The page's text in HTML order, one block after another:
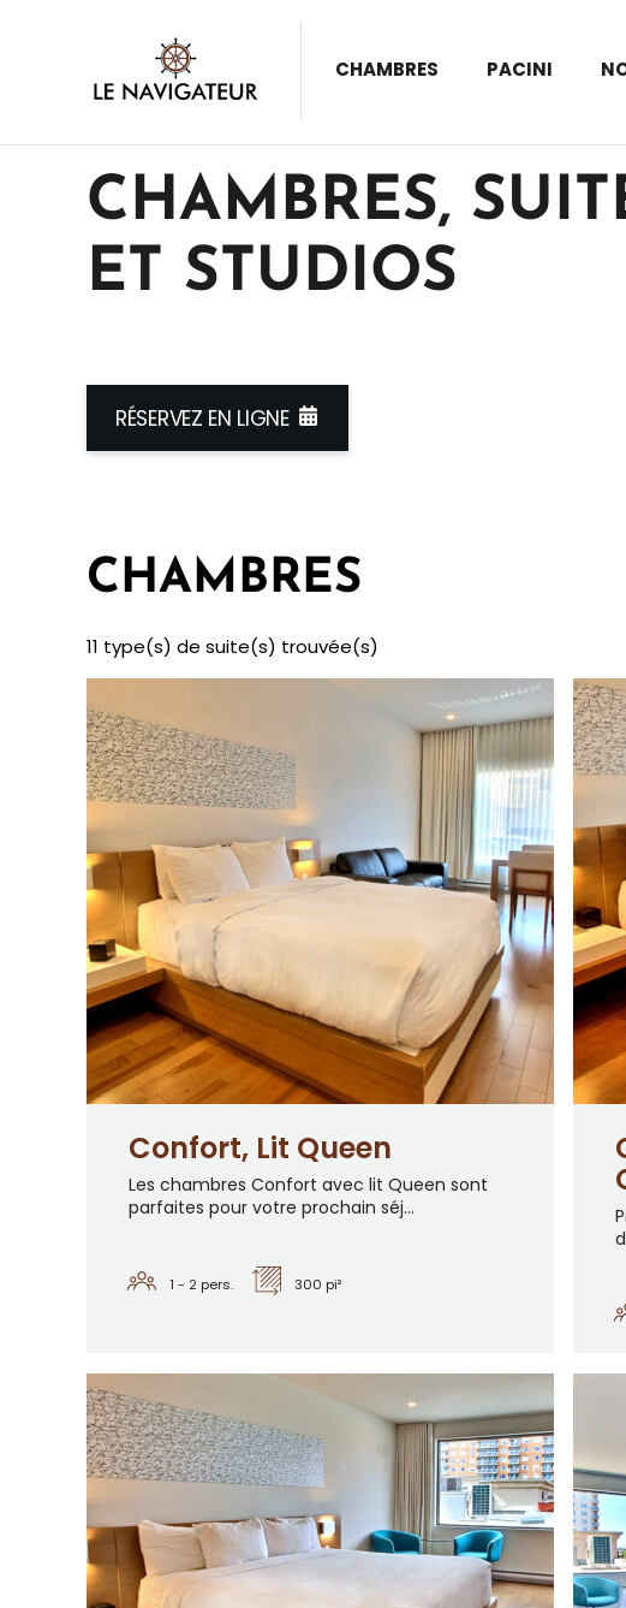
CHAMBRES PACINI
CHAMBRES,
ET STUDIOS
RÉSERVEZ EN LIGNE
CHAMBRES
11 type(s) de suite(s) trouvée(s)
Confort, Lit Queen
Les chambres Confort avec lit Queen sont
parfaites pour votre prochain séj...
1 - 2 pers. 300 pi²